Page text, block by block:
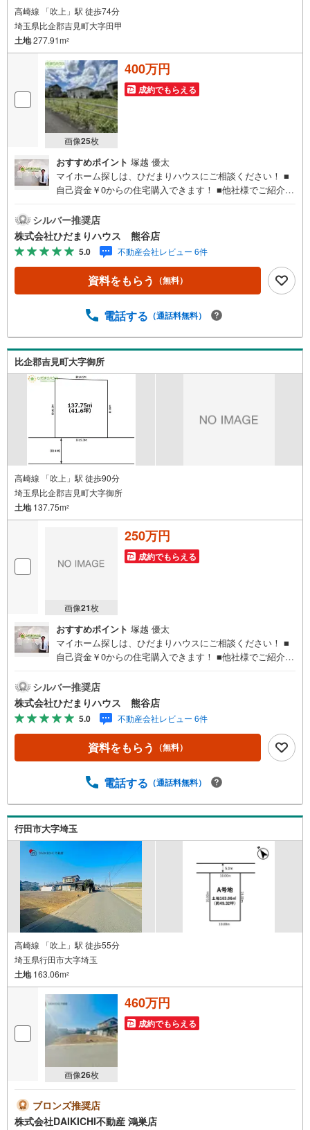
高崎線 「吹上」駅 徒歩74分
埼玉県比企郡吉見町大字田甲
土地277.91m2
画像25枚
400万円
成約でもらえる
おすすめポイント 塚越 優太
マイホーム探しは、ひだまりハウスにご相談ください！ ■
自己資金￥0からの住宅購入できます！ ■他社様でご紹介さ
非公開の物件もご紹介可能 ■ご希望の方にはメールでのや
りとりだけで大丈夫です。 ■お忙しいときは現地待合せ＆
現地解散できます。 ■平日のご見学希望大歓迎です！ ■住
宅ローンアドバイザーが銀行手続きをお手伝い！店内には
キッズスペースがあり、お子様連れのお客様もおうち探
し・ご相談に集中出来ます。ます お子様に『またひだまり
間のご見学・送迎も喜んで！照明をご用意しております。
金利の銀行をご紹介！など） ■無料で住宅ローン事前審査
OK！審査を通すチカラが違います。お客様をお待たせする
事は、御座いません！★上尾市のひだまりハウス★にお任
せください◆『頭金0円』で住宅購入が可能です！ ファイ
ーンの組み方をアドバイスさせて頂きます！ ■他社様でご
紹介されている物件もご提案できます
シルバー推奨店
株式会社ひだまりハウス 熊谷店
5.0 不動産会社レビュー 6件
資料をもらう （無料）
電話する （通話料無料）
比企郡吉見町大字御所
高崎線 「吹上」駅 徒歩90分
埼玉県比企郡吉見町大字御所
土地137.75m2
画像21枚
250万円
成約でもらえる
おすすめポイント 塚越 優太
マイホーム探しは、ひだまりハウスにご相談ください！ ■
自己資金￥0からの住宅購入できます！ ■他社様でご紹介さ
非公開の物件もご紹介可能 ■ご希望の方にはメールでのや
りとりだけで大丈夫です。 ■お忙しいときは現地待合せ＆
現地解散できます。 ■平日のご見学希望大歓迎です！ ■住
宅ローンアドバイザーが銀行手続きをお手伝い！店内には
キッズスペースがあり、お子様連れのお客様もおうち探
し・ご相談に集中出来ます。ます お子様に『またひだまり
間のご見学・送迎も喜んで！照明をご用意しております。
金利の銀行をご紹介！など） ■無料で住宅ローン事前審査
OK！審査を通すチカラが違います。お客様をお待たせする
事は、御座いません！★上尾市のひだまりハウス★にお任
せください◆『頭金0円』で住宅購入が可能です！ ファイ
ナンシャルプランナーがおり、お客様ごとに合った住宅ロ
ーンの組み方をアドバイスさせて頂きます！ ■他社様でご
紹介されている物件もご提案できます
シルバー推奨店
株式会社ひだまりハウス 熊谷店
5.0 不動産会社レビュー 6件
資料をもらう （無料）
電話する （通話料無料）
行田市大字埼玉
高崎線 「吹上」駅 徒歩55分
埼玉県行田市大字埼玉
土地163.06m2
画像26枚
460万円
成約でもらえる
ブロンズ推奨店
株式会社DAIKICHI不動産 鴻巣店